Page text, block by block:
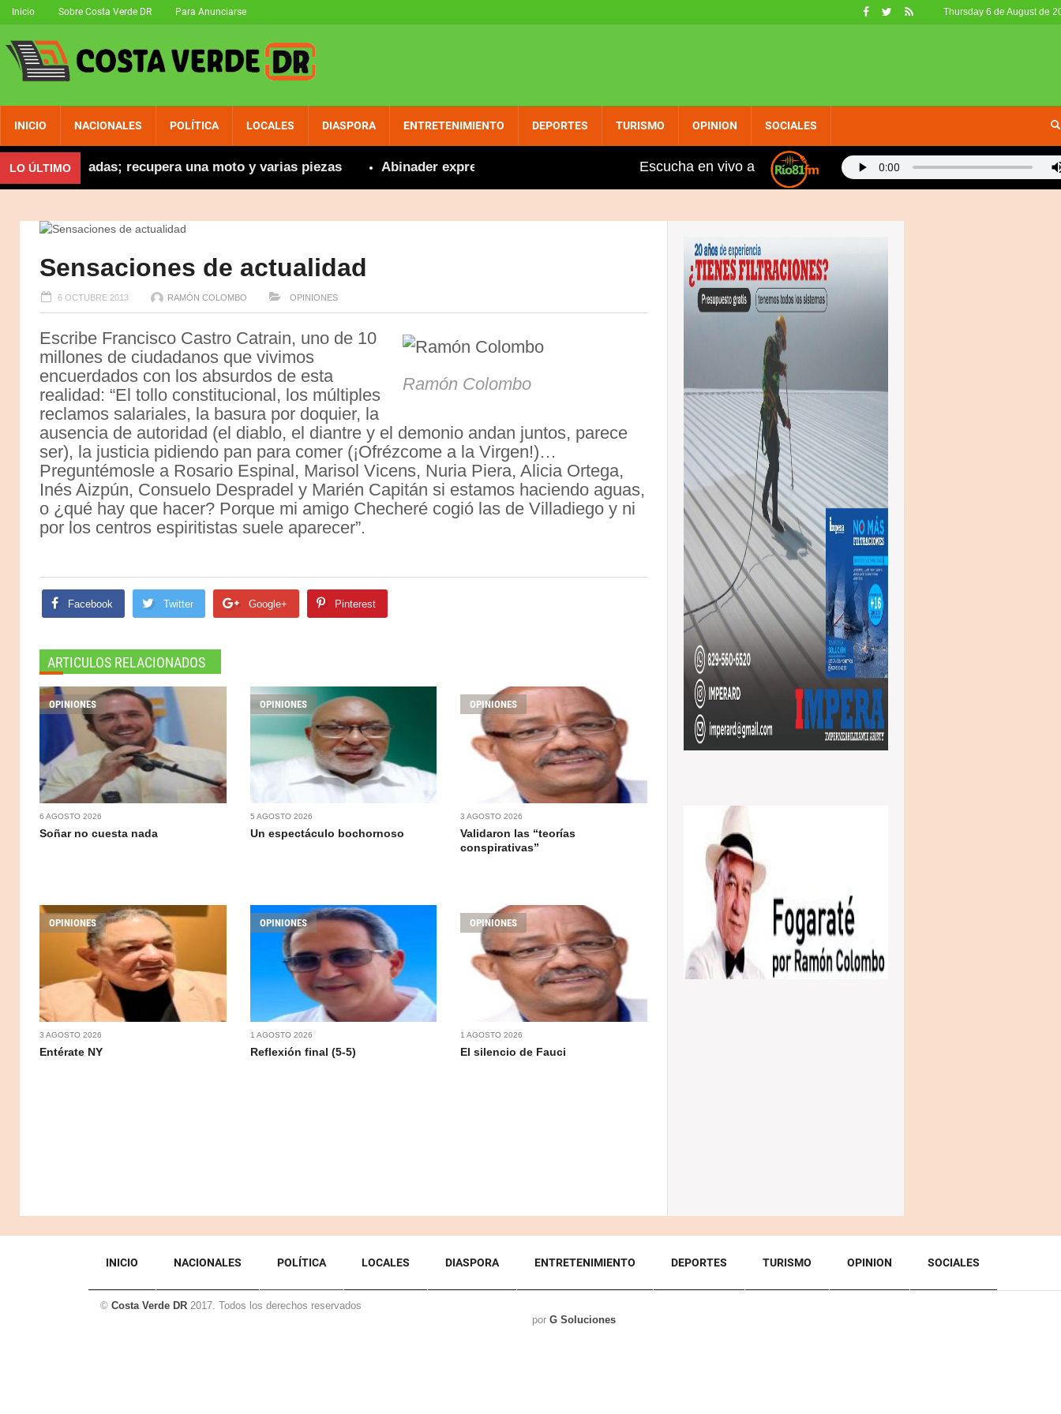
Thursday 6 de August de
Inicio Sobre Costa Verde DR Para Anunciarse
INICIO NACIONALES POLÍTICA LOCALES DIASPORA ENTRETENIMIENTO DEPORTES TURISMO OPINION SOCIALES
LO ÚLTIMOrobadas; recupera una moto y varias piezas Abinader expresa orgullo y felicita a Marileidy por nuevo récord en 400 metros planos: "Hablé con Kelvin para
Escucha en vivo a
Sensaciones de actualidad
6 OCTUBRE 2013 RAMÓN COLOMBO OPINIONES
Ramón Colombo
Escribe Francisco Castro Catrain, uno de 10
millones de ciudadanos que vivimos
encuerdados con los absurdos de esta
realidad: “El tollo constitucional, los múltiples
reclamos salariales, la basura por doquier, la
ausencia de autoridad (el diablo, el diantre y el demonio andan juntos, parece
ser), la justicia pidiendo pan para comer (¡Ofrézcome a la Virgen!)…
Preguntémosle a Rosario Espinal, Marisol Vicens, Nuria Piera, Alicia Ortega,
Inés Aizpún, Consuelo Despradel y Marién Capitán si estamos haciendo aguas,
o ¿qué hay que hacer? Porque mi amigo Checheré cogió las de Villadiego y ni
por los centros espiritistas suele aparecer”.
Facebook Twitter Google+ Pinterest
ARTICULOS RELACIONADOS
OPINIONES
6 AGOSTO 2026
Soñar no cuesta nada
OPINIONES
5 AGOSTO 2026
Un espectáculo bochornoso
OPINIONES
3 AGOSTO 2026
Validaron las “teorías
conspirativas”
OPINIONES
3 AGOSTO 2026
Entérate NY
OPINIONES
1 AGOSTO 2026
Reflexión final (5-5)
OPINIONES
1 AGOSTO 2026
El silencio de Fauci
INICIO NACIONALES POLÍTICA LOCALES DIASPORA ENTRETENIMIENTO DEPORTES TURISMO OPINION SOCIALES
© Costa Verde DR 2017. Todos los derechos reservados
por G Soluciones